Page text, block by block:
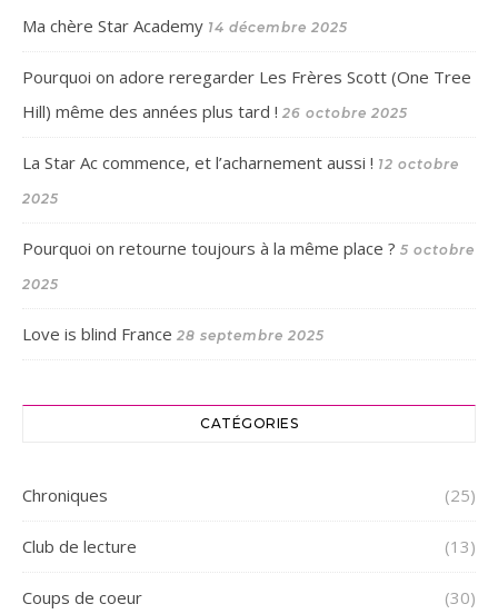
Ma chère Star Academy 14 décembre 2025
Pourquoi on adore reregarder Les Frères Scott (One Tree
Hill) même des années plus tard ! 26 octobre 2025
La Star Ac commence, et l’acharnement aussi ! 12 octobre
2025
Pourquoi on retourne toujours à la même place ? 5 octobre
2025
Love is blind France 28 septembre 2025
CATÉGORIES
Chroniques (25)
Club de lecture (13)
Coups de coeur (30)